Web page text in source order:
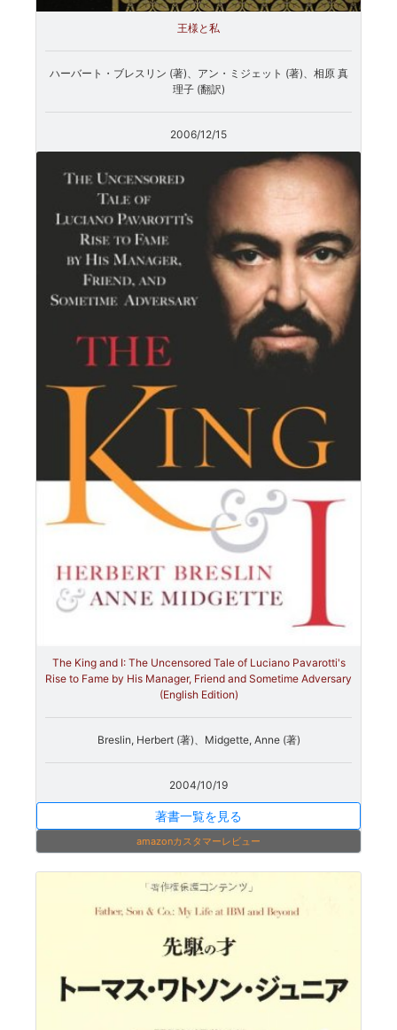
王様と私
ハーバート・ブレスリン (著)、アン・ミジェット (著)、相原 真
理子 (翻訳)
2006/12/15
The King and I: The Uncensored Tale of Luciano Pavarotti's
Rise to Fame by His Manager, Friend and Sometime Adversary
(English Edition)
Breslin, Herbert (著)、Midgette, Anne (著)
2004/10/19
著書一覧を見る
amazonカスタマーレビュー